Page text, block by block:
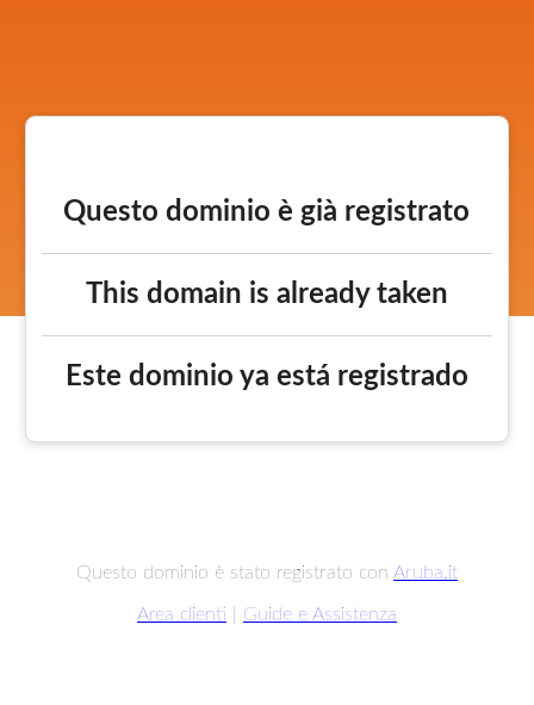
Questo dominio è già registrato
This domain is already taken
Este dominio ya está registrado
Questo dominio è stato registrato con Aruba.it
Area clienti Guide e Assistenza